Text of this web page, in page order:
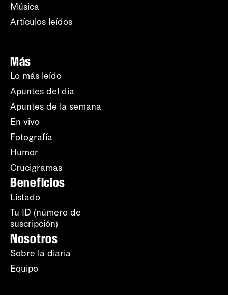
Música
Artículos leídos
Más
Lo más leído
Apuntes del día
Apuntes de la semana
En vivo
Fotografía
Humor
Crucigramas
Beneficios
Listado
Tu ID (número de
suscripción)
Nosotros
Sobre la diaria
Equipo